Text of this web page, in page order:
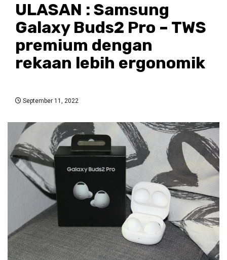
ULASAN : Samsung
Galaxy Buds2 Pro – TWS
premium dengan
rekaan lebih ergonomik
September 11, 2022